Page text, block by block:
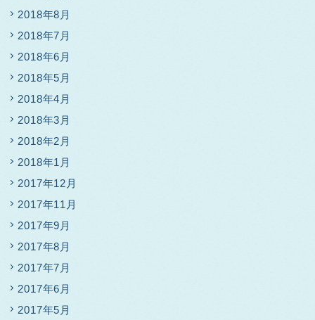
2018年8月
2018年7月
2018年6月
2018年5月
2018年4月
2018年3月
2018年2月
2018年1月
2017年12月
2017年11月
2017年9月
2017年8月
2017年7月
2017年6月
2017年5月